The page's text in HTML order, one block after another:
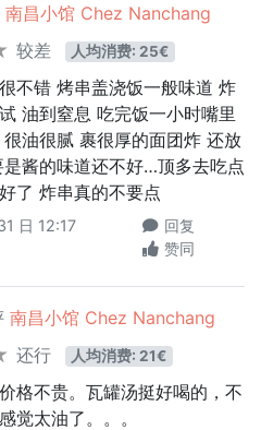
南昌小馆 Chez Nanchang
较差
人均消费: 25€
不错 烤串盖浇饭一般味道 炸
油到窒息 吃完饭一小时嘴里
油很腻 裹很厚的面团炸 还放
酱的味道还不好…顶多去吃点
了 炸串真的不要点
日 12:17
回复
赞同
南昌小馆 Chez Nanchang
还行
人均消费: 21€
格不贵。瓦罐汤挺好喝的，不
觉太油了。。。